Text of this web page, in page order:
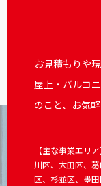
お見積もりや
屋上・バルコ
のこと、お気
【主な事業エリ
川区、大田区、
区、杉並区、墨